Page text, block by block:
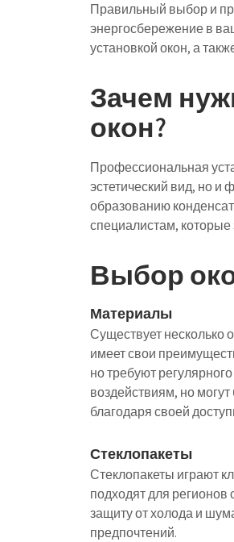
Правильный выбор и
энергосбережение в
установкой окон, а
Зачем
окон?
Профессиональная
эстетический вид, но и
образованию
специалистам,
Выбор
Материалы
Существует несколько
имеет свои
но требуют
воздействиям, но
благодаря своей
Стеклопакеты
Стеклопакеты играют
подходят для
защиту от холода и
предпочтений.